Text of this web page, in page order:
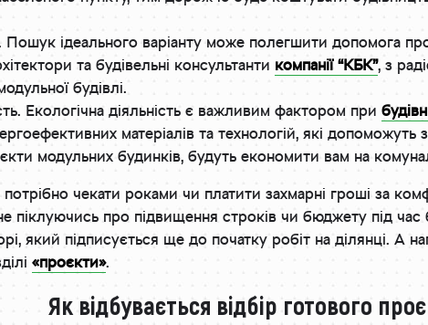
Пошук ідеального варіанту може полегшити допомога
та будівельні консультанти компанії “КБК”, з
будівлі.
Екологічна діяльність є важливим фактором при
матеріалів та технологій, які
модульних будинків, будуть економити вам на
чекати роками чи платити захмарні гроші за
піклуючись про підвищення строків чи бюджету під
який підписується ще до початку робіт на ділянці. А
«проєкти».
Як відбувається відбір готового